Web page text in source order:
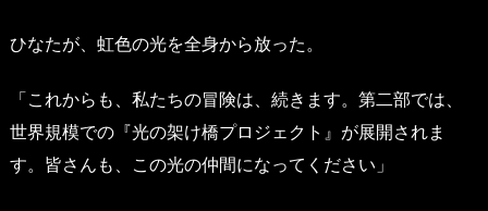
ひなたが、虹色の光を全身から放った。
「これからも、私たちの冒険は、続きます。第二部では、
世界規模での『光の架け橋プロジェクト』が展開されま
す。皆さんも、この光の仲間になってください」